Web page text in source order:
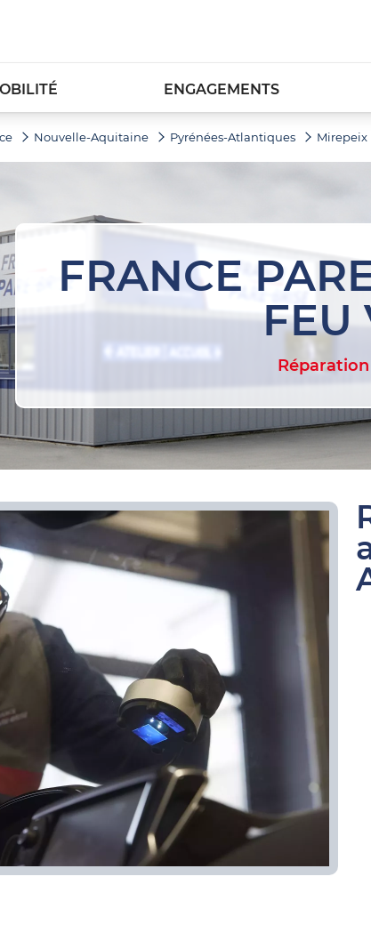
ENGAGEMENTS
Nouvelle-Aquitaine Pyrénées-Atlantiques Mirepeix
FRANCE
FEU